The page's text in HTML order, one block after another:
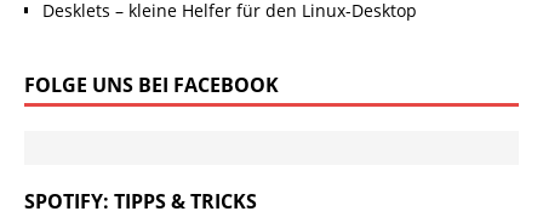
Desklets – kleine Helfer für den Linux-Desktop
FOLGE UNS BEI FACEBOOK
SPOTIFY: TIPPS & TRICKS